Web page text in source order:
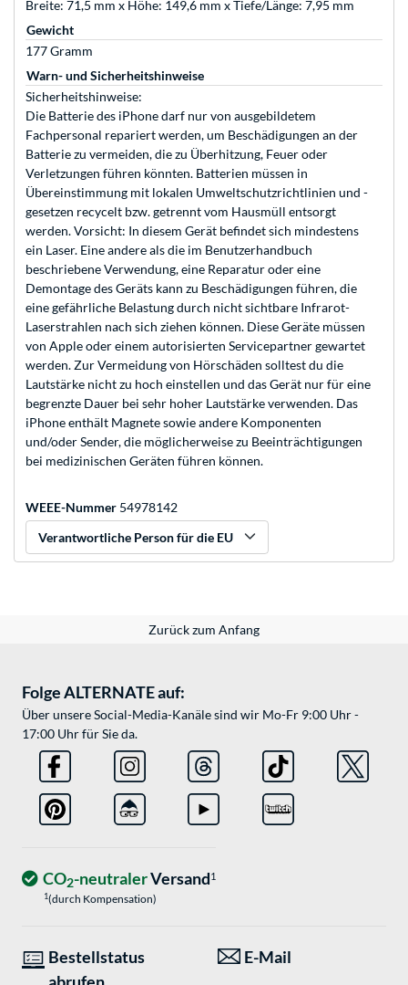
Breite: 71,5 mm x Höhe: 149,6 mm x Tiefe/Länge: 7,95 mm
Gewicht
177 Gramm
Warn- und Sicherheitshinweise
Sicherheitshinweise:
Die Batterie des iPhone darf nur von ausgebildetem
Fachpersonal repariert werden, um Beschädigungen an der
Batterie zu vermeiden, die zu Überhitzung, Feuer oder
Verletzungen führen könnten. Batterien müssen in
Übereinstimmung mit lokalen Umweltschutzrichtlinien und -
gesetzen recycelt bzw. getrennt vom Hausmüll entsorgt
werden. Vorsicht: In diesem Gerät befindet sich mindestens
ein Laser. Eine andere als die im Benutzerhandbuch
beschriebene Verwendung, eine Reparatur oder eine
Demontage des Geräts kann zu Beschädigungen führen, die
eine gefährliche Belastung durch nicht sichtbare Infrarot-
Laserstrahlen nach sich ziehen können. Diese Geräte müssen
von Apple oder einem autorisierten Servicepartner gewartet
werden. Zur Vermeidung von Hörschäden solltest du die
Lautstärke nicht zu hoch einstellen und das Gerät nur für eine
begrenzte Dauer bei sehr hoher Lautstärke verwenden. Das
iPhone enthält Magnete sowie andere Komponenten
und/oder Sender, die möglicherweise zu Beeinträchtigungen
bei medizinischen Geräten führen können.
WEEE-Nummer 54978142
Verantwortliche Person für die EU
Zurück zum Anfang
Folge ALTERNATE auf:
Über unsere Social-Media-Kanäle sind wir Mo-Fr 9:00 Uhr -
17:00 Uhr für Sie da.
CO2-neutralerVersand1
1(durch Kompensation)
Bestellstatus
E-Mail